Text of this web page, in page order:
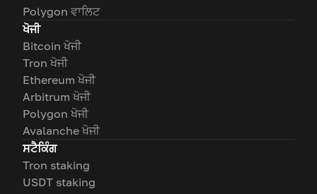
Polygon ਵਾਲਿਟ
ਖੋਜੀ
Bitcoin ਖੋਜੀ
Tron ਖੋਜੀ
Ethereum ਖੋਜੀ
Arbitrum ਖੋਜੀ
Polygon ਖੋਜੀ
Avalanche ਖੋਜੀ
ਸਟੈਕਿੰਗ
Tron staking
USDT staking